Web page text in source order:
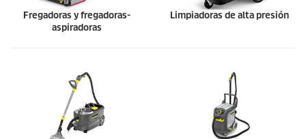
Fregadoras y fregadoras-
aspiradoras
Limpiadoras de alta presión